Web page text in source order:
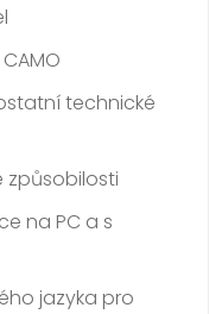
technické
způsobilosti
na PC a s
jazyka pro